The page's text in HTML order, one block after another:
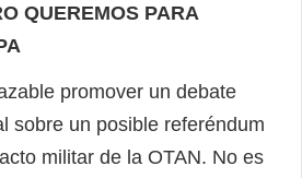
QUEREMOS PARA
promover un debate
sobre un posible referéndum
militar de la OTAN. No es